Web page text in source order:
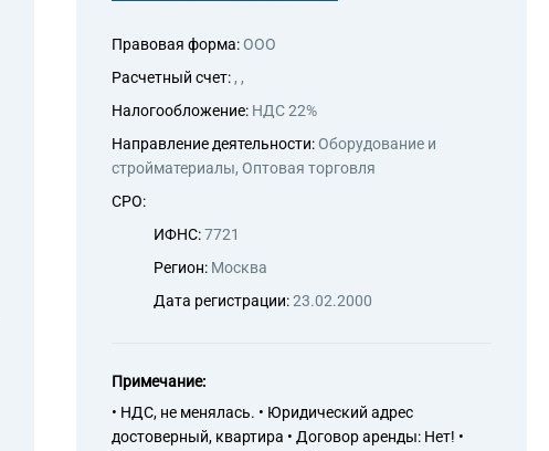
Правовая форма: ООО
Расчетный счет: , ,
Налогообложение: НДС 22%
Направление деятельности: Оборудование и
стройматериалы, Оптовая торговля
СРО:
ИФНС:7721
Регион: Москва
Дата регистрации:23.02.2000
Примечание:
• НДС, не менялась. • Юридический адрес
достоверный, квартира • Договор аренды: Нет! •